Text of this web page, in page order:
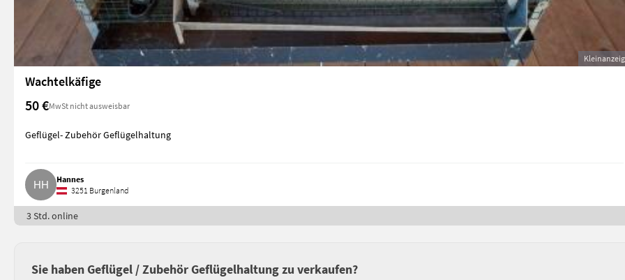
Wachtelkäfige
50 €MwSt nicht ausweisbar
Geflügel- Zubehör Geflügelhaltung
Hannes
3251 Burgenland
3 Std. online
Sie haben Geflügel / Zubehör Geflügelhaltung zu verkaufen?